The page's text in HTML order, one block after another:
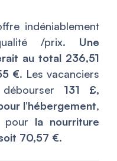
indéniablement
/prix. Une
au total 236,51
€. Les vacanciers
131 £,
l’hébergement,
pour la nourriture
70,57 €.